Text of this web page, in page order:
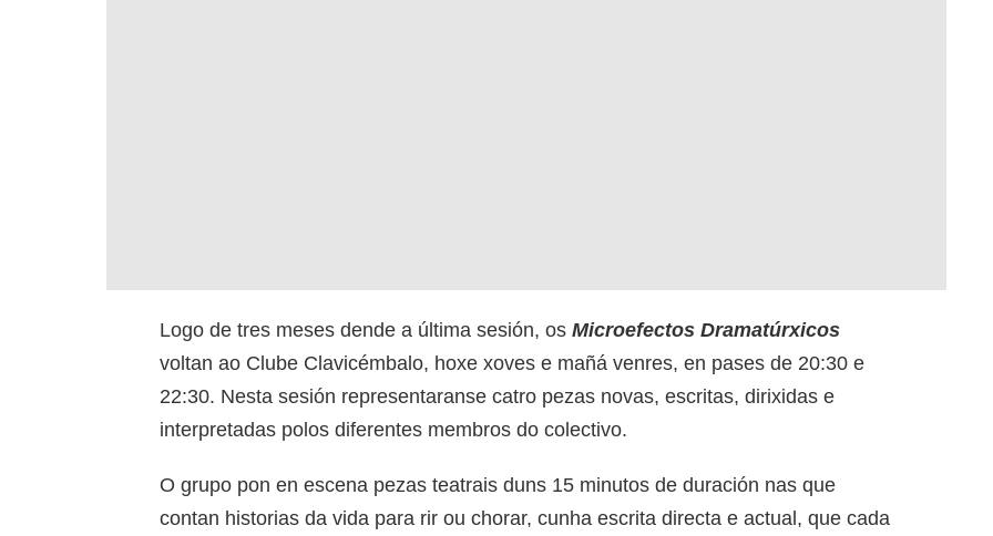
Logo de tres meses dende a última sesión, os Microefectos Dramatúrxicos
voltan ao Clube Clavicémbalo, hoxe xoves e mañá venres, en pases de 20:30 e
22:30. Nesta sesión representaranse catro pezas novas, escritas, dirixidas e
interpretadas polos diferentes membros do colectivo.
O grupo pon en escena pezas teatrais duns 15 minutos de duración nas que
contan historias da vida para rir ou chorar, cunha escrita directa e actual, que cada